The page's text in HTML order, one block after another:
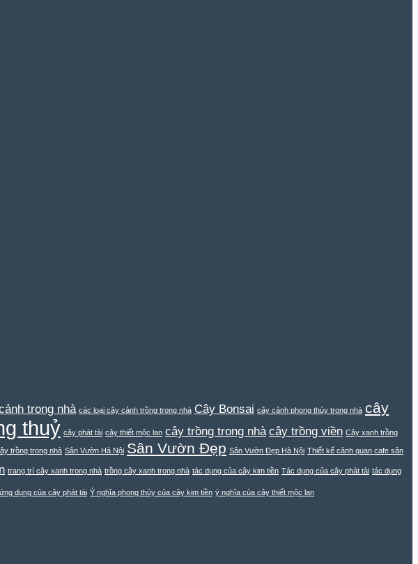
trong nhà các loại cây cảnh trồng trong nhà Cây Bonsai cây cảnh phong thủy trong nhà cây
thuỷ cây phát tài cây thiết mộc lan cây trồng trong nhà cây trồng viền Cây xanh trồng
trồng trong nhà Sân Vườn Hà Nội Sân Vườn Đẹp Sân Vườn Đẹp Hà Nội Thiết kế cảnh quan cafe sân
trang trí cây xanh trong nhà trồng cây xanh trong nhà tác dụng của cây kim tiền Tác dụng của cây phát tài tác dụng
dụng của cây phát tài Ý nghĩa phong thủy của cây kim tiền ý nghĩa của cây thiết mộc lan